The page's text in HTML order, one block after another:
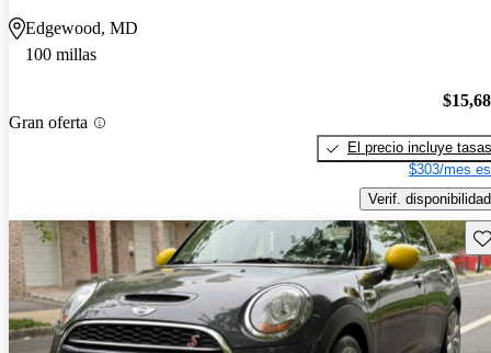
Edgewood, MD
100 millas
Gran oferta
El precio incluye tasas
$303/mes
Verif. disponibilidad